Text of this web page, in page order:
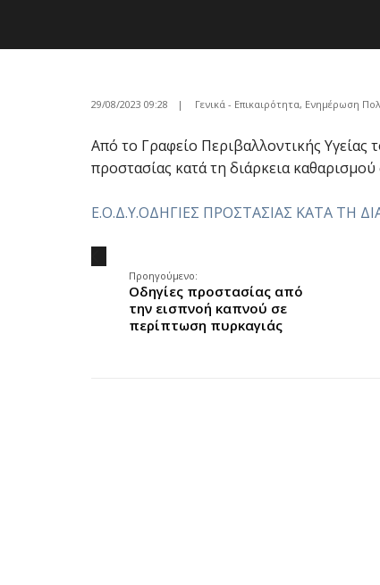
29/08/2023 09:28 | Γενικά - Επικαιρότητα, Ενημέρωση
Από το Γραφείο Περιβαλλοντικής Υγείας
προστασίας κατά τη διάρκεια
Ε.Ο.Δ.Υ.ΟΔΗΓΙΕΣ ΠΡΟΣΤΑΣΙΑΣ ΚΑΤΑ ΤΗ
Προηγούμενο:
Οδηγίες προστασίας από
την εισπνοή καπνού σε
περίπτωση πυρκαγιάς